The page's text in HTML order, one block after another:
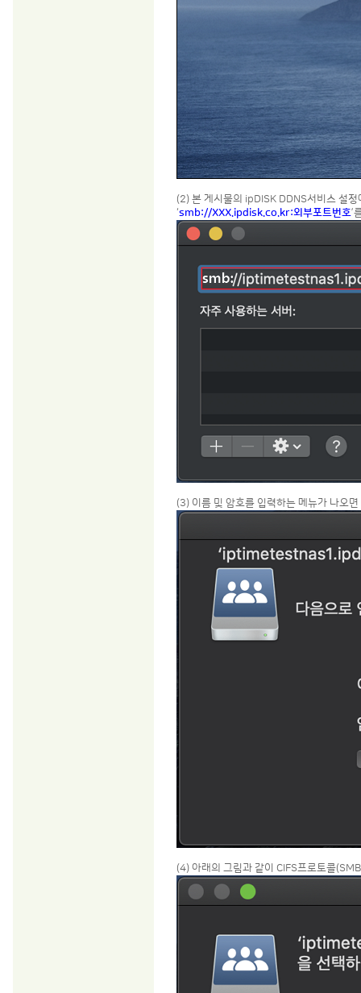
(2) 본 게시물의 ipDISK DDNS서비스 설
‘smb://XXX.ipdisk.co.kr:외부포트번호’
(3) 이름 및 암호를 입력하는 메뉴가 나오
(4) 아래의 그림과 같이 CIFS프로토콜